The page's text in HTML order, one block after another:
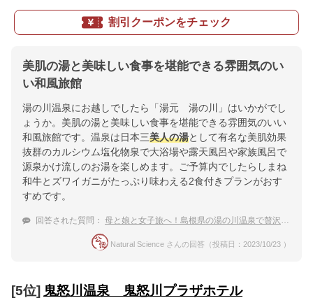
割引クーポンをチェック
美肌の湯と美味しい食事を堪能できる雰囲気のい
い和風旅館
湯の川温泉にお越しでしたら「湯元 湯の川」はいかがでし
ょうか。美肌の湯と美味しい食事を堪能できる雰囲気のいい
和風旅館です。温泉は日本三美人の湯として有名な美肌効果
抜群のカルシウム塩化物泉で大浴場や露天風呂や家族風呂で
源泉かけ流しのお湯を楽しめます。ご予算内でしたらしまね
和牛とズワイガニがたっぷり味わえる2食付きプランがおす
すめです。
回答された質問： 母と娘と女子旅へ！島根県の湯の川温泉で贅沢に過ごす宿
Natural Science さんの回答（投稿日：2023/10/23 ）
[5位] 鬼怒川温泉 鬼怒川プラザホテル